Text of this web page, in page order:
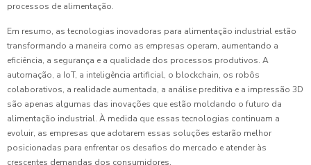
processos de alimentação.
Em resumo, as tecnologias inovadoras para alimentação industrial estão
transformando a maneira como as empresas operam, aumentando a
eficiência, a segurança e a qualidade dos processos produtivos. A
automação, a IoT, a inteligência artificial, o blockchain, os robôs
colaborativos, a realidade aumentada, a análise preditiva e a impressão 3D
são apenas algumas das inovações que estão moldando o futuro da
alimentação industrial. À medida que essas tecnologias continuam a
evoluir, as empresas que adotarem essas soluções estarão melhor
posicionadas para enfrentar os desafios do mercado e atender às
crescentes demandas dos consumidores.